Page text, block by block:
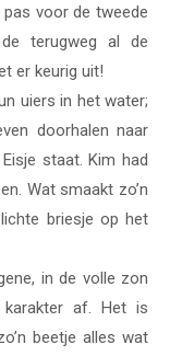
voor de tweede
terugweg al de
er keurig uit!
uiers in het water;
doorhalen naar
staat. Kim had
Wat smaakt zo’n
briesje op het
in de volle zon
af. Het is
beetje alles wat